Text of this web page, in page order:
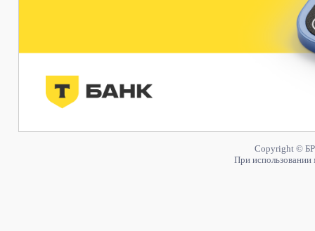
Copyright ©
При использовании